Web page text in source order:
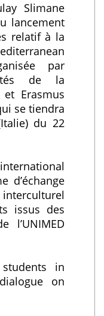
Slimane
lancement
relatif à la
par
de la
et Erasmus
se tiendra
du 22
d’échange
issus des
l’UNIMED
in
on